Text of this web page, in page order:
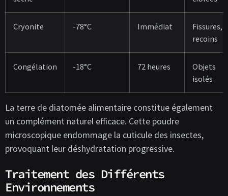
Cryonite -78°C Immédiat
Fissures,
recoins
Congélation -18°C 72 heures
Objets
isolés
La terre de diatomée alimentaire constitue également
un complément naturel efficace. Cette poudre
microscopique endommage la cuticule des insectes,
provoquant leur déshydratation progressive.
Traitement des Différents
Environnements